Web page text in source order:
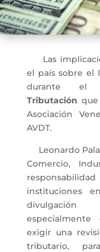
Las
el país sobre el
durante
Tributación
Asociación
AVDT.
Leonardo
Comercio,
instituciones
exigir una
tributario,